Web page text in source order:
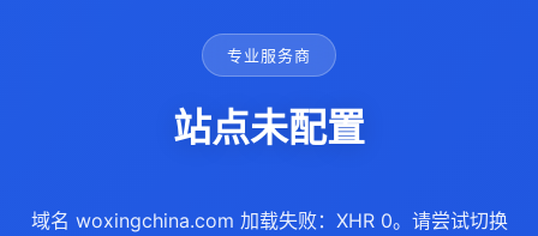
专业服务商
站点未配置
域名 woxingchina.com 加载失败：XHR 0。请尝试切换